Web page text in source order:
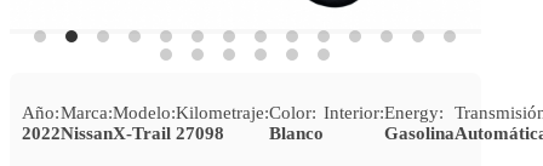
Año:
2022
Marca:
Nissan
Modelo:
X-Trail
Kilometraje:
27098
Color:
Blanco
Interior:Energy:
Gasolina